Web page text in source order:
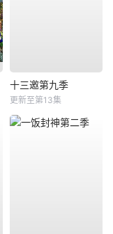
十三邀第九季
更新至第13集